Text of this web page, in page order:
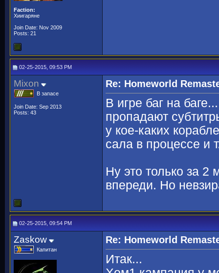
Faction:
Хиигаряне
Join Date: Nov 2009
Posts: 21
02-25-2015, 09:53 PM
Mixon
В запасе
Join Date: Sep 2013
Posts: 43
Re: Homeworld
В игре баг на
пропадают
у кое-каких
сала в процессе и
Ну это только за 2
впереди. Но
02-25-2015, 09:54 PM
Zaskow
Капитан
Re: Homeworld
Итак...